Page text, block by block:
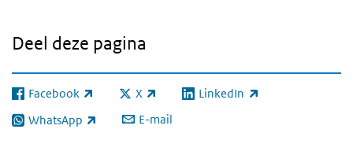
Deel deze pagina
Facebook
(externe link) X
(externe link) LinkedIn
(externe link)
WhatsApp
(externe link) E-mail